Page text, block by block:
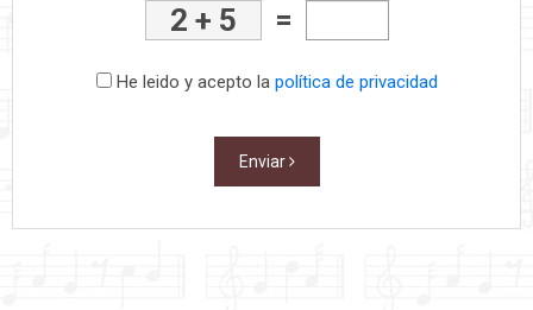
2 + 5 =
He leido y acepto la política de privacidad
Enviar